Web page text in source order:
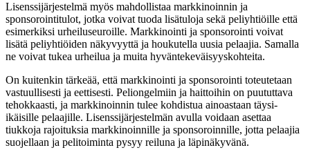
Lisenssijärjestelmä myös mahdollistaa markkinoinnin ja
sponsorointitulot, jotka voivat tuoda lisätuloja sekä peliyhtiöille että
esimerkiksi urheiluseuroille. Markkinointi ja sponsorointi voivat
lisätä peliyhtiöiden näkyvyyttä ja houkutella uusia pelaajia. Samalla
ne voivat tukea urheilua ja muita hyväntekeväisyyskohteita.
On kuitenkin tärkeää, että markkinointi ja sponsorointi toteutetaan
vastuullisesti ja eettisesti. Peliongelmiin ja haittoihin on puututtava
tehokkaasti, ja markkinoinnin tulee kohdistua ainoastaan täysi-
ikäisille pelaajille. Lisenssijärjestelmän avulla voidaan asettaa
tiukkoja rajoituksia markkinoinnille ja sponsoroinnille, jotta pelaajia
suojellaan ja pelitoiminta pysyy reiluna ja läpinäkyvänä.